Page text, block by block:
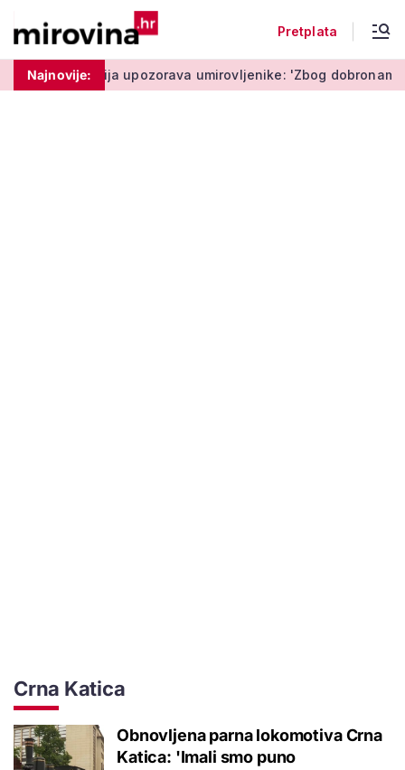
Pretplata
Najnovije:
Policija upozorava umirovljenike: 'Zbog
Crna Katica
Obnovljena parna lokomotiva Crna
Katica: 'Imali smo puno